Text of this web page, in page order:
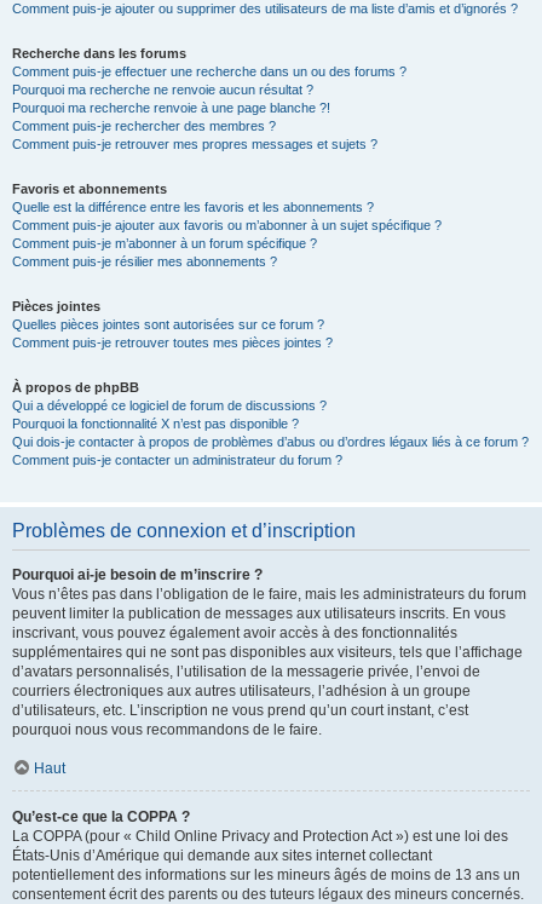
Comment puis-je ajouter ou supprimer des utilisateurs de ma liste d’amis et d’ignorés ?
Recherche dans les forums
Comment puis-je effectuer une recherche dans un ou des forums ?
Pourquoi ma recherche ne renvoie aucun résultat ?
Pourquoi ma recherche renvoie à une page blanche ?!
Comment puis-je rechercher des membres ?
Comment puis-je retrouver mes propres messages et sujets ?
Favoris et abonnements
Quelle est la différence entre les favoris et les abonnements ?
Comment puis-je ajouter aux favoris ou m’abonner à un sujet spécifique ?
Comment puis-je m’abonner à un forum spécifique ?
Comment puis-je résilier mes abonnements ?
Pièces jointes
Quelles pièces jointes sont autorisées sur ce forum ?
Comment puis-je retrouver toutes mes pièces jointes ?
À propos de phpBB
Qui a développé ce logiciel de forum de discussions ?
Pourquoi la fonctionnalité X n’est pas disponible ?
Qui dois-je contacter à propos de problèmes d’abus ou d’ordres légaux liés à ce forum ?
Comment puis-je contacter un administrateur du forum ?
Problèmes de connexion et d’inscription
Pourquoi ai-je besoin de m’inscrire ?
Vous n’êtes pas dans l’obligation de le faire, mais les administrateurs du forum
peuvent limiter la publication de messages aux utilisateurs inscrits. En vous
inscrivant, vous pouvez également avoir accès à des fonctionnalités
supplémentaires qui ne sont pas disponibles aux visiteurs, tels que l’affichage
d’avatars personnalisés, l’utilisation de la messagerie privée, l’envoi de
courriers électroniques aux autres utilisateurs, l’adhésion à un groupe
d’utilisateurs, etc. L’inscription ne vous prend qu’un court instant, c’est
pourquoi nous vous recommandons de le faire.
Haut
Qu’est-ce que la COPPA ?
La COPPA (pour « Child Online Privacy and Protection Act ») est une loi des
États-Unis d’Amérique qui demande aux sites internet collectant
potentiellement des informations sur les mineurs âgés de moins de 13 ans un
consentement écrit des parents ou des tuteurs légaux des mineurs concernés.